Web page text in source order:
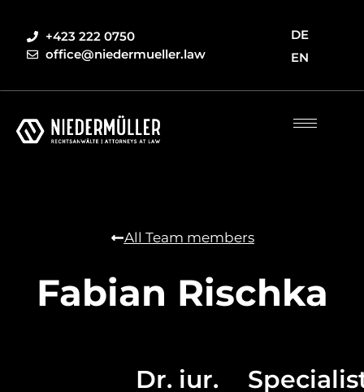
+423 222 0750
office@niedermueller.law
DE
EN
All Team members
Fabian Rischka
Dr. iur.